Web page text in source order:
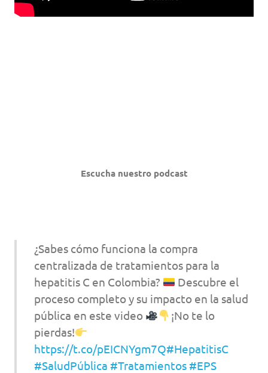
Escucha nuestro podcast
¿Sabes cómo funciona la compra
centralizada de tratamientos para la
hepatitis C en Colombia?
Descubre el
proceso completo y su impacto en la salud
pública en este video
¡No te lo
pierdas!
https://t.co/pEICNYgm7Q#HepatitisC
#SaludPública #Tratamientos #EPS